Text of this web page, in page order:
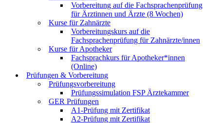
Vorbereitung auf die Fachsprachenprüfung
für Ärztinnen und Ärzte (8 Wochen)
Kurse für Zahnärzte
Vorbereitungskurs auf die
Fachsprachenprüfung für Zahnärzte/innen
Kurse für Apotheker
Fachsprachkurs für Apotheker*innen
(Online)
Prüfungen & Vorbereitung
Prüfungsvorbereitung
Prüfungssimulation FSP Ärztekammer
GER Prüfungen
A1-Prüfung mit Zertifikat
A2-Prüfung mit Zertifikat